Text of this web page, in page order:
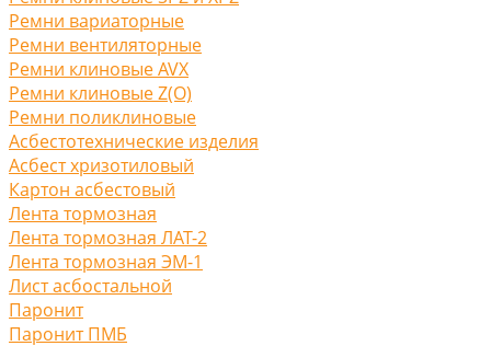
Ремни вариаторные
Ремни вентиляторные
Ремни клиновые AVX
Ремни клиновые Z(O)
Ремни поликлиновые
Асбестотехнические изделия
Асбест хризотиловый
Картон асбестовый
Лента тормозная
Лента тормозная ЛАТ-2
Лента тормозная ЭМ-1
Лист асбостальной
Паронит
Паронит ПМБ